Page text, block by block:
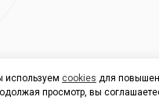
используем cookies для
просмотр, вы